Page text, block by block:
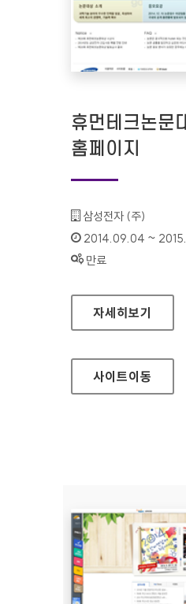
휴먼테크논문
홈페이지
기관명 :
삼성전자 (주)
인증기간 :
2014.09.04 ~
상태 :
만료
휴먼테크논문대
자세히보기
사이트이동